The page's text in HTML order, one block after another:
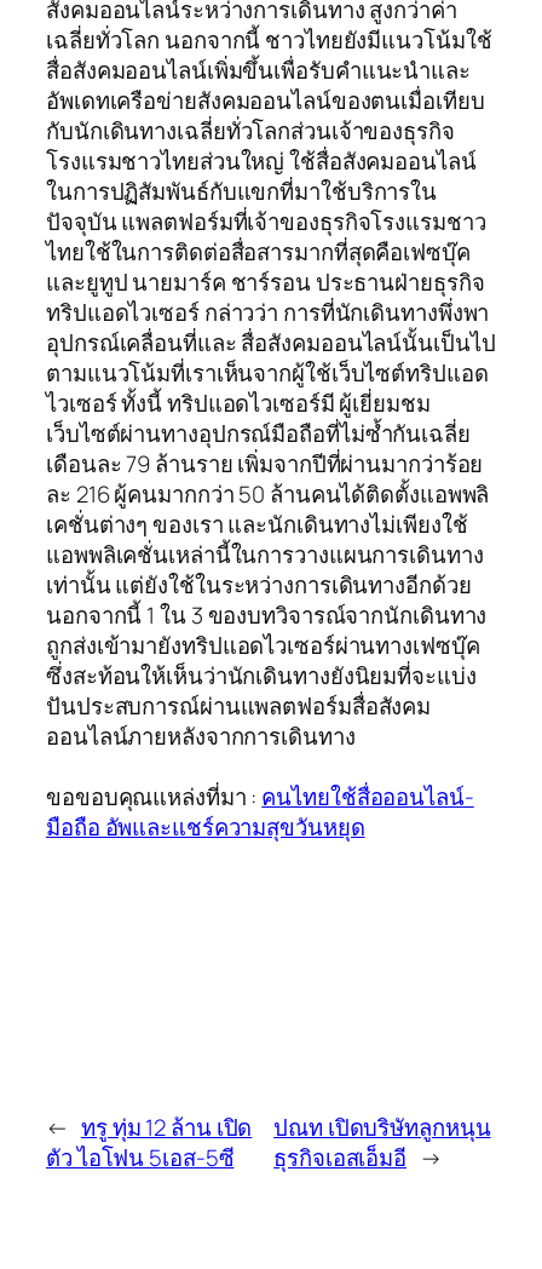
สังคมออนไลน์ระหว่างการเดินทาง สูงกว่าค่า
เฉลี่ยทั่วโลก นอกจากนี้ ชาวไทยยังมีแนวโน้มใช้
สื่อสังคมออนไลน์เพิ่มขึ้นเพื่อรับคำแนะนำและ
อัพเดทเครือข่ายสังคมออนไลน์ของตนเมื่อเทียบ
กับนักเดินทางเฉลี่ยทั่วโลกส่วนเจ้าของธุรกิจ
โรงแรมชาวไทยส่วนใหญ่ ใช้สื่อสังคมออนไลน์
ในการปฏิสัมพันธ์กับแขกที่มาใช้บริการใน
ปัจจุบัน แพลตฟอร์มที่เจ้าของธุรกิจโรงแรมชาว
ไทยใช้ในการติดต่อสื่อสารมากที่สุดคือเฟซบุ๊ค
และยูทูป นายมาร์ค ชาร์รอน ประธานฝ่ายธุรกิจ
ทริปแอดไวเซอร์ กล่าวว่า การที่นักเดินทางพึ่งพา
อุปกรณ์เคลื่อนที่และ สื่อสังคมออนไลน์นั้นเป็นไป
ตามแนวโน้มที่เราเห็นจากผู้ใช้เว็บไซต์ทริปแอด
ไวเซอร์ ทั้งนี้ ทริปแอดไวเซอร์มี ผู้เยี่ยมชม
เว็บไซต์ผ่านทางอุปกรณ์มือถือที่ไม่ซ้ำกันเฉลี่ย
เดือนละ 79 ล้านราย เพิ่มจากปีที่ผ่านมากว่าร้อย
ละ 216 ผู้คนมากกว่า 50 ล้านคนได้ติดตั้งแอพพลิ
เคชั่นต่างๆ ของเรา และนักเดินทางไม่เพียงใช้
แอพพลิเคชั่นเหล่านี้ในการวางแผนการเดินทาง
เท่านั้น แต่ยังใช้ในระหว่างการเดินทางอีกด้วย
นอกจากนี้ 1 ใน 3 ของบทวิจารณ์จากนักเดินทาง
ถูกส่งเข้ามายังทริปแอดไวเซอร์ผ่านทางเฟซบุ๊ค
ซึ่งสะท้อนให้เห็นว่านักเดินทางยังนิยมที่จะแบ่ง
ปันประสบการณ์ผ่านแพลตฟอร์มสื่อสังคม
ออนไลน์ภายหลังจากการเดินทาง
ขอขอบคุณแหล่งที่มา : คนไทยใช้สื่อออนไลน์-
มือถือ อัพและแชร์ความสุขวันหยุด
← ทรู ทุ่ม 12 ล้าน เปิด
ตัว ไอโฟน 5เอส-5ซี
ปณท เปิดบริษัทลูกหนุน
ธุรกิจเอสเอ็มอี →